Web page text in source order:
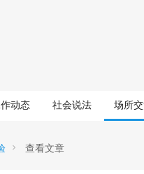
动态 社会说法 场所
查看文章